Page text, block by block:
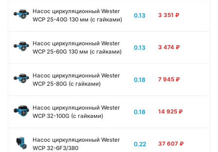
Насос циркуляционный Wester
WCP 25-40G 130 мм (с гайками)
0.13 3 351 ₽
Насос циркуляционный Wester
WCP 25-60G 130 мм (с гайками)
0.13 3 474 ₽
Насос циркуляционный Wester
WCP 25-80G (с гайками)
0.18 7 945 ₽
Насос циркуляционный Wester
WCP 32-100G (с гайками)
0.18 14 925 ₽
Насос циркуляционный Wester
WCP 32-6F3/380
0.22 37 607 ₽